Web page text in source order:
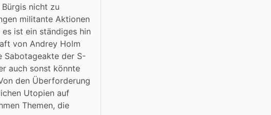
nicht zu
militante Aktionen
ist ein ständiges hin
von Andrey Holm
Sabotageakte der S-
auch sonst könnte
den Überforderung
Utopien auf
Themen, die